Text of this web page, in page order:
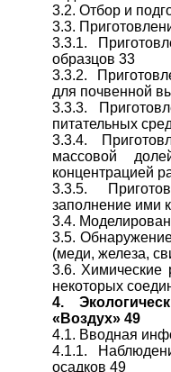
3.2. Отбор и
3.3.
3.3.1.
образцов 33
3.3.2.
для почвенной
3.3.3.
питательных
3.3.4.
массовой
концентрацией
3.3.5.
заполнение ими
3.4.
3.5.
(меди, железа,
3.6. Химические
некоторых
4.
«Воздух» 49
4.1. Вводная
4.1.1.
осадков 49